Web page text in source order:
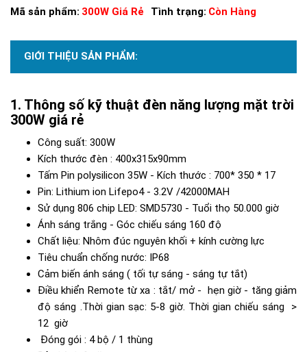
Mã sản phẩm: 300W Giá Rẻ Tình trạng: Còn Hàng
GIỚI THIỆU SẢN PHẨM:
Thông số kỹ thuật đèn năng lượng mặt trời
300W giá rẻ
Công suất: 300W
Kích thước đèn : 400x315x90mm
Tấm Pin polysilicon 35W - Kích thước : 700* 350 * 17
Pin: Lithium ion Lifepo4 - 3.2V /42000MAH
Sử dụng 806 chip LED: SMD5730 - Tuổi thọ 50.000 giờ
Ánh sáng trắng - Góc chiếu sáng 160 độ
Chất liệu: Nhôm đúc nguyên khối + kính cường lực
Tiêu chuẩn chống nước: IP68
Cảm biến ánh sáng ( tối tự sáng - sáng tự tắt)
Điều khiển Remote từ xa : tắt/ mở - hẹn giờ - tăng giảm
độ sáng .Thời gian sạc: 5-8 giờ. Thời gian chiếu sáng >
12 giờ
Đóng gói : 4 bộ / 1 thùng